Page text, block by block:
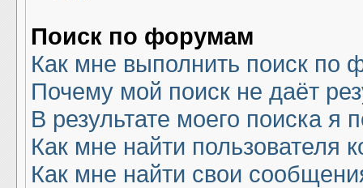
Поиск по форумам
Как мне выполнить поиск
Почему мой поиск не даёт
В результате моего поиска я
Как мне найти пользователя
Как мне найти свои